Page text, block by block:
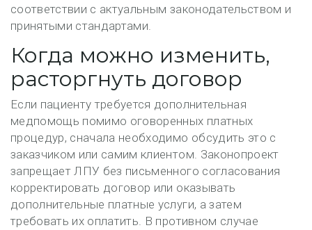
соответствии с актуальным законодательством и
принятыми стандартами.
Когда можно изменить,
расторгнуть договор
Если пациенту требуется дополнительная
медпомощь помимо оговоренных платных
процедур, сначала необходимо обсудить это с
заказчиком или самим клиентом. Законопроект
запрещает ЛПУ без письменного согласования
корректировать договор или оказывать
дополнительные платные услуги, а затем
требовать их оплатить. В противном случае